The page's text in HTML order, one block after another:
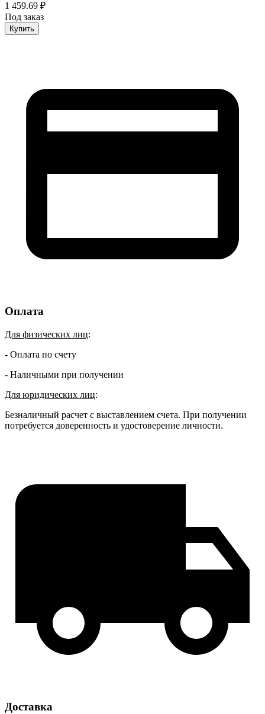
1 459.69 ₽
Под заказ
Купить
Оплата
Для физических лиц:
- Оплата по счету
- Наличными при получении
Для юридических лиц:
Безналичный расчет с выставлением счета. При получении
потребуется доверенность и удостоверение личности.
Доставка